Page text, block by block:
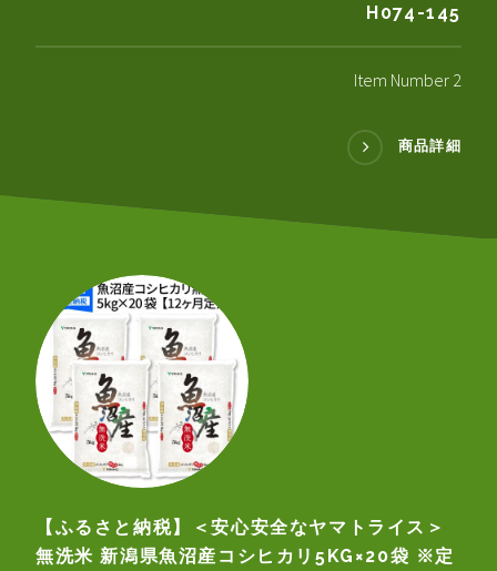
H074-145
Item Number 2
商品詳細
【ふるさと納税】＜安心安全なヤマトライス＞
無洗米 新潟県魚沼産コシヒカリ5KG×20袋 ※定